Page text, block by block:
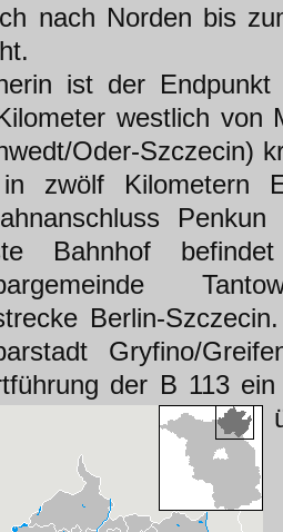
nach Norden bis
ist der
westlich von
Oder-Szczecin)
zwölf Kilometern
Bahnhof
Berlin-
Gryfino/
der B 113 ein